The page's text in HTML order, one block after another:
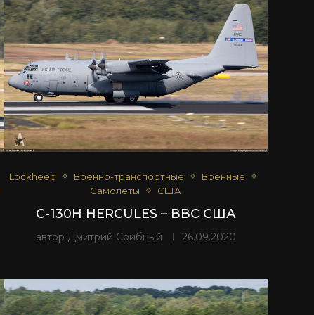
Lockheed Военно-транспортные
Военные
Самолеты
США
C-130H HERCULES – ВВС США
автор Дмитрий Срибный 26.09.2020